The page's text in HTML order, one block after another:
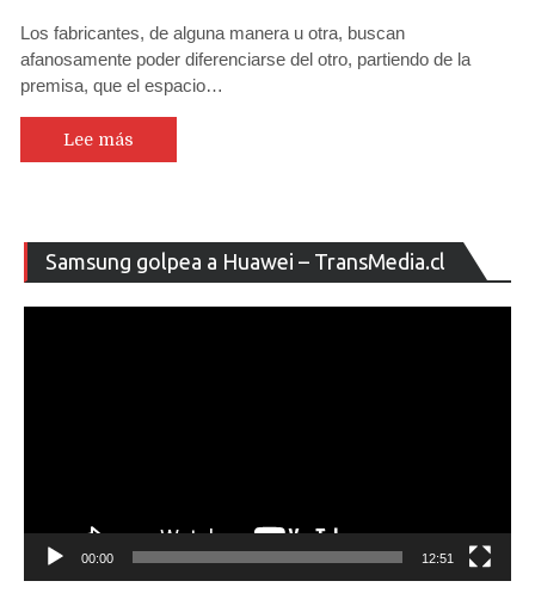
Mi
Mix
3
incluirá
botón
dedicado
asistente
de
voz
Xiao
Los fabricantes, de alguna manera u otra, buscan
afanosamente poder diferenciarse del otro, partiendo de la
premisa, que el espacio…
Lee más
Samsung golpea a Huawei – TransMedia.cl
de
00:00 12:51